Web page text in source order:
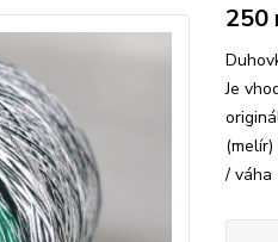
250
Je
/ váha